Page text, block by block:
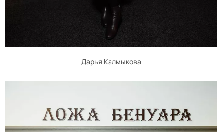
Дарья Калмыкова